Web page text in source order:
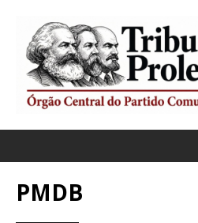
PMDB